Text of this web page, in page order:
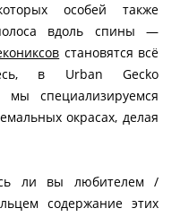
особей также
вдоль спины —
становятся всё
в Urban Gecko
мы специализируемся
окрасах, делая
ли вы любителем /
содержание этих